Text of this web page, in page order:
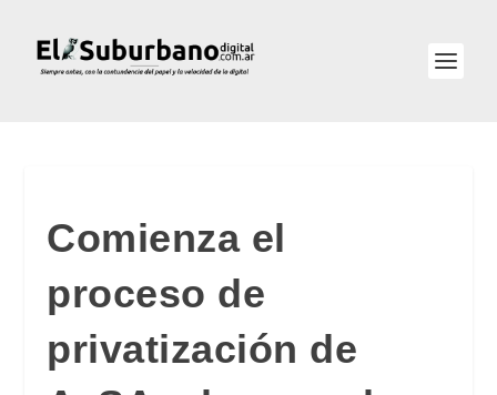
Comienza el
proceso de
privatización de